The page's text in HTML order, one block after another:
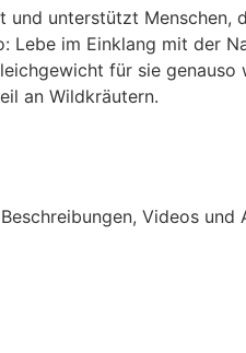
und unter­stützt
Lebe im Ein­klang mit der
für sie
an Wildkräutern.
Vide­os und